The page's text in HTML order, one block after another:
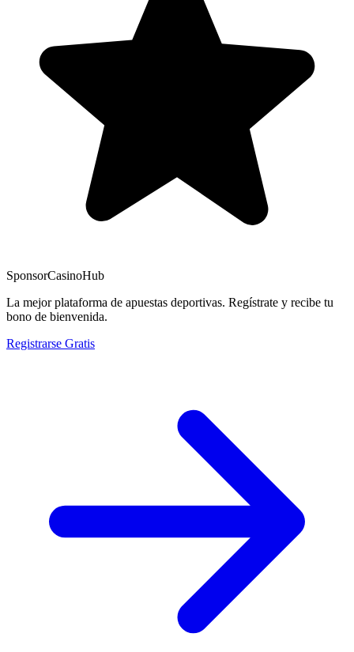
SponsorCasinoHub
La mejor plataforma de apuestas deportivas. Regístrate y recibe tu
bono de bienvenida.
Registrarse Gratis